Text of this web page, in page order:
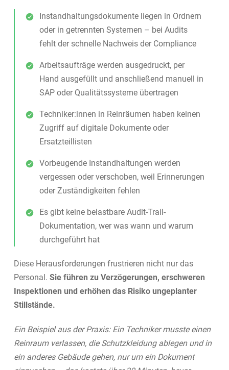
Instandhaltungsdokumente liegen in Ordnern
oder in getrennten Systemen – bei Audits
fehlt der schnelle Nachweis der Compliance
Arbeitsaufträge werden ausgedruckt, per
Hand ausgefüllt und anschließend manuell in
SAP oder Qualitätssysteme übertragen
Techniker:innen in Reinräumen haben keinen
Zugriff auf digitale Dokumente oder
Ersatzteillisten
Vorbeugende Instandhaltungen werden
vergessen oder verschoben, weil Erinnerungen
oder Zuständigkeiten fehlen
Es gibt keine belastbare Audit-Trail-
Dokumentation, wer was wann und warum
durchgeführt hat
Diese Herausforderungen frustrieren nicht nur das
Personal. Sie führen zu Verzögerungen, erschweren
Inspektionen und erhöhen das Risiko ungeplanter
Stillstände.
Ein Beispiel aus der Praxis: Ein Techniker musste einen
Reinraum verlassen, die Schutzkleidung ablegen und in
ein anderes Gebäude gehen, nur um ein Dokument